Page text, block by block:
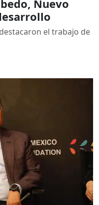
Nuevo
el trabajo de